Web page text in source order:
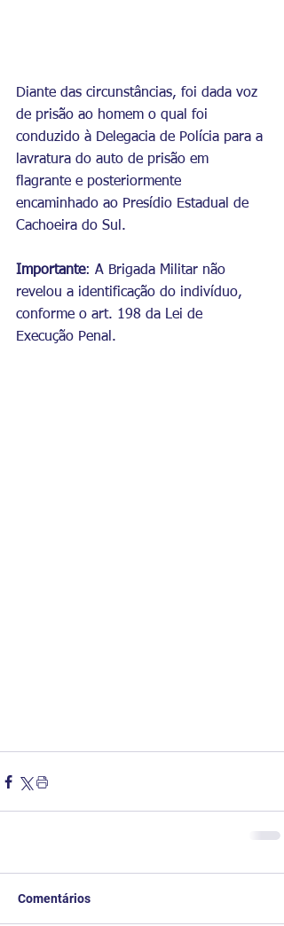
Diante das circunstâncias, foi dada voz
de prisão ao homem o qual foi
conduzido à Delegacia de Polícia para a
lavratura do auto de prisão em
flagrante e posteriormente
encaminhado ao Presídio Estadual de
Cachoeira do Sul.
Importante: A Brigada Militar não
revelou a identificação do indivíduo,
conforme o art. 198 da Lei de
Execução Penal.
Comentários